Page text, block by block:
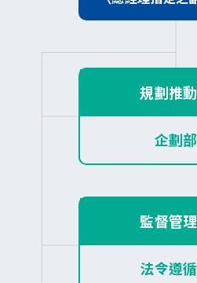
規劃推
企劃部
監督管
法令遵